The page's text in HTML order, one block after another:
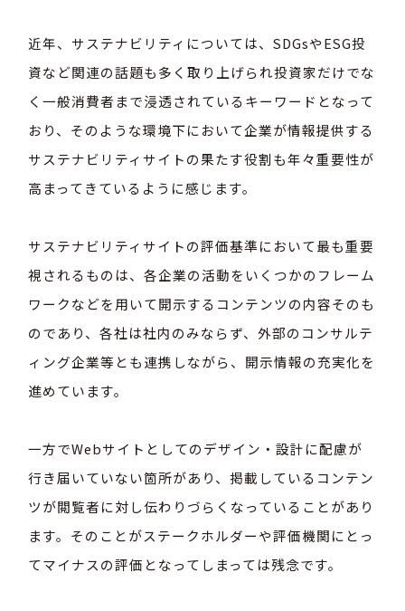
近年、サステナビリティについては、SDGsやESG投
資など関連の話題も多く取り上げられ投資家だけでな
く一般消費者まで浸透されているキーワードとなって
おり、そのような環境下において企業が情報提供する
サステナビリティサイトの果たす役割も年々重要性が
高まってきているように感じます。
サステナビリティサイトの評価基準において最も重要
視されるものは、各企業の活動をいくつかのフレーム
ワークなどを用いて開示するコンテンツの内容そのも
のであり、各社は社内のみならず、外部のコンサルテ
ィング企業等とも連携しながら、開示情報の充実化を
進めています。
一方でWebサイトとしてのデザイン・設計に配慮が
行き届いていない箇所があり、掲載しているコンテン
ツが閲覧者に対し伝わりづらくなっていることがあり
ます。そのことがステークホルダーや評価機関にとっ
てマイナスの評価となってしまっては残念です。